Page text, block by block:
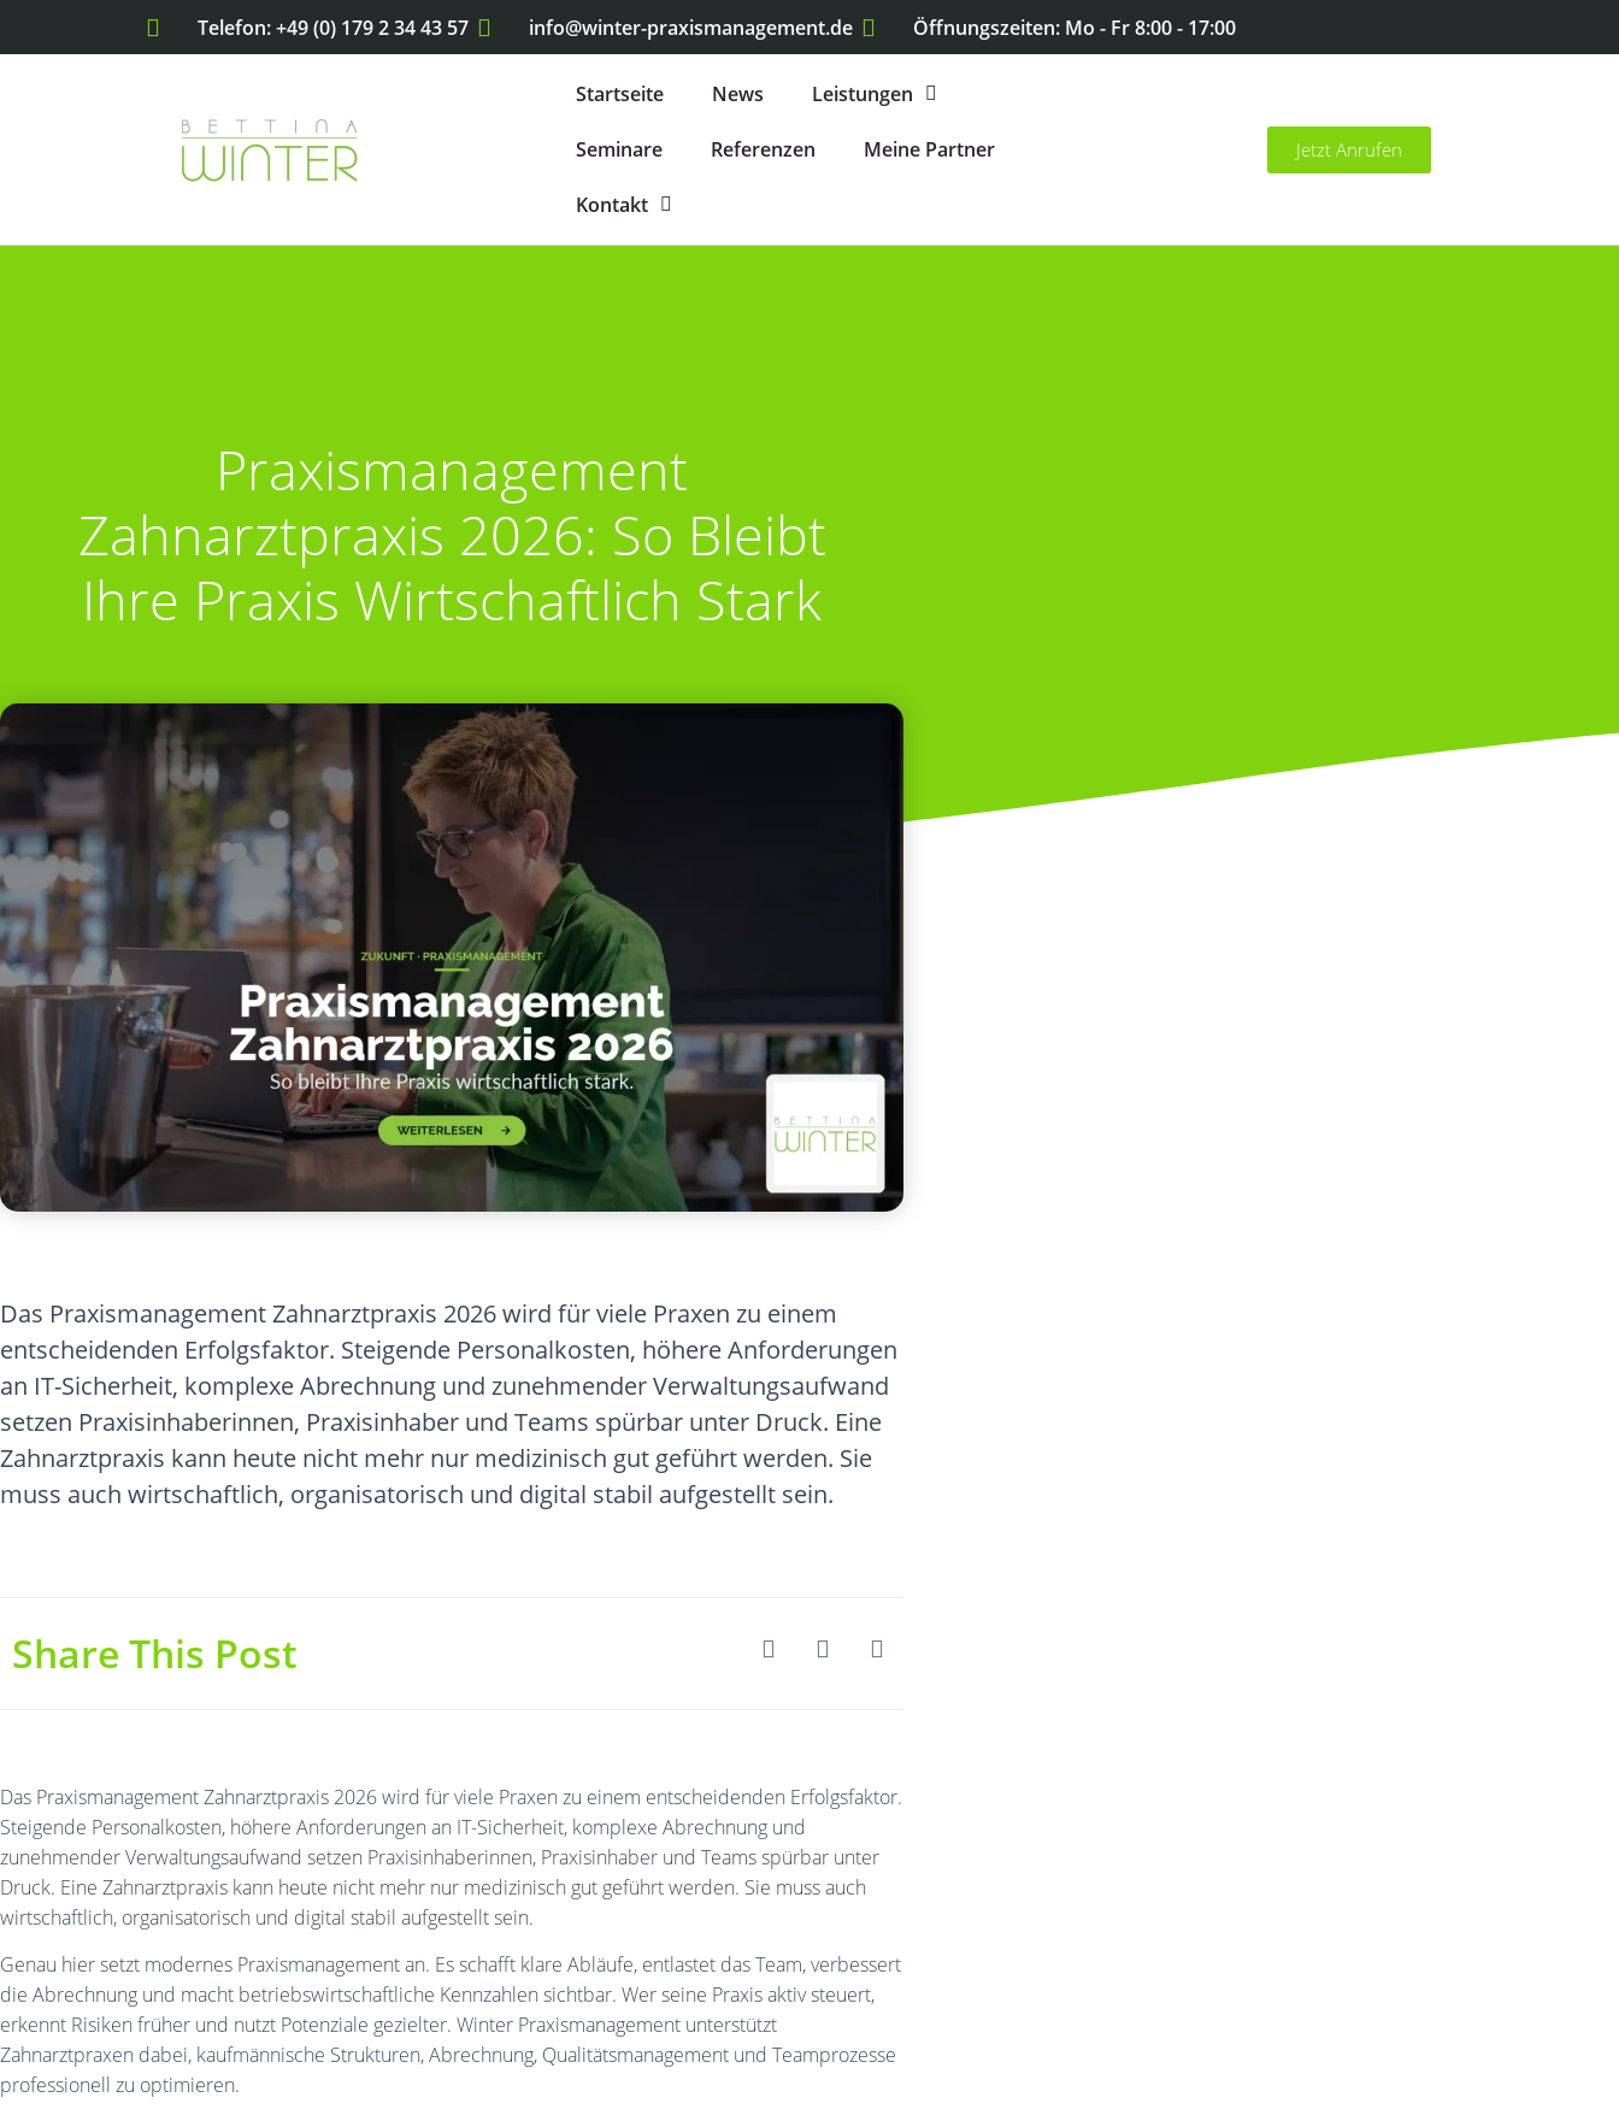
Telefon: +49 (0) 179 2 34 43 57 info@winter-praxismanagement.de Öffnungszeiten: Mo - Fr 8:00 - 17:00
Startseite News Leistungen
Seminare Referenzen Meine Partner
Kontakt
Jetzt Anrufen
Praxismanagement
Zahnarztpraxis 2026: So Bleibt
Ihre Praxis Wirtschaftlich Stark
Das Praxismanagement Zahnarztpraxis 2026 wird für viele Praxen zu einem
entscheidenden Erfolgsfaktor. Steigende Personalkosten, höhere Anforderungen
an IT-Sicherheit, komplexe Abrechnung und zunehmender Verwaltungsaufwand
setzen Praxisinhaberinnen, Praxisinhaber und Teams spürbar unter Druck. Eine
Zahnarztpraxis kann heute nicht mehr nur medizinisch gut geführt werden. Sie
muss auch wirtschaftlich, organisatorisch und digital stabil aufgestellt sein.
Share This Post
Das Praxismanagement Zahnarztpraxis 2026 wird für viele Praxen zu einem entscheidenden Erfolgsfaktor.
Steigende Personalkosten, höhere Anforderungen an IT-Sicherheit, komplexe Abrechnung und
zunehmender Verwaltungsaufwand setzen Praxisinhaberinnen, Praxisinhaber und Teams spürbar unter
Druck. Eine Zahnarztpraxis kann heute nicht mehr nur medizinisch gut geführt werden. Sie muss auch
wirtschaftlich, organisatorisch und digital stabil aufgestellt sein.
Genau hier setzt modernes Praxismanagement an. Es schafft klare Abläufe, entlastet das Team, verbessert
die Abrechnung und macht betriebswirtschaftliche Kennzahlen sichtbar. Wer seine Praxis aktiv steuert,
erkennt Risiken früher und nutzt Potenziale gezielter. Winter Praxismanagement unterstützt
Zahnarztpraxen dabei, kaufmännische Strukturen, Abrechnung, Qualitätsmanagement und Teamprozesse
professionell zu optimieren.